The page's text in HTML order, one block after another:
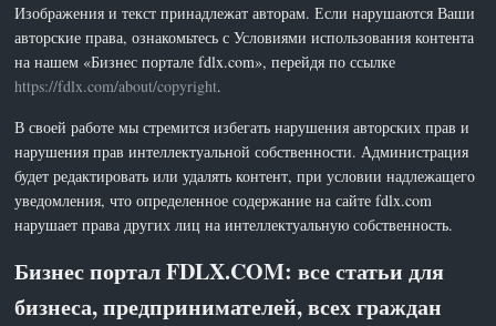
Изображения и текст принадлежат авторам. Если нарушаются Ваши
авторские права, ознакомьтесь с Условиями использования контента
на нашем «Бизнес портале fdlx.com», перейдя по ссылке
https://fdlx.com/about/copyright.
В своей работе мы стремится избегать нарушения авторских прав и
нарушения прав интеллектуальной собственности. Администрация
будет редактировать или удалять контент, при условии надлежащего
уведомления, что определенное содержание на сайте fdlx.com
нарушает права других лиц на интеллектуальную собственность.
Бизнес портал FDLX.COM: все статьи для
бизнеса, предпринимателей, всех граждан